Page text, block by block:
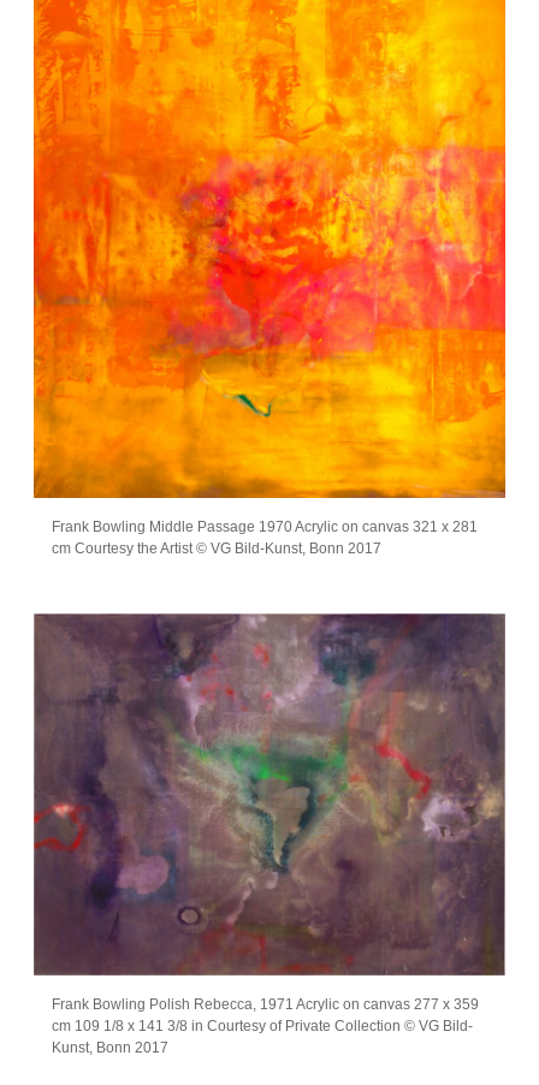
Frank Bowling Middle Passage 1970 Acrylic on canvas 321 x 281
cm Courtesy the Artist © VG Bild-Kunst, Bonn 2017
Frank Bowling Polish Rebecca, 1971 Acrylic on canvas 277 x 359
cm 109 1/8 x 141 3/8 in Courtesy of Private Collection © VG Bild-
Kunst, Bonn 2017